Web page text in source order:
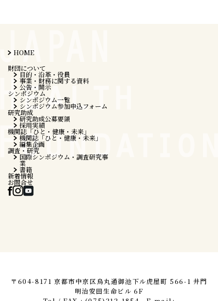
HOME
財団について
目的・沿革・役員
事業・財務に関する資料
公告・開示
シンポジウム
シンポジウム一覧
シンポジウム参加申込フォーム
研究助成
研究助成公募要領
採用実績
機関誌「ひと・健康・未来」
機関誌「ひと・健康・未来」
編集企画
調査・研究
国際シンポジウム・調査研究事
業
書籍
新着情報
お問合せ
〒604-8171 京都市中京区烏丸通御池下ル虎屋町 566-1 井門
明治安田生命ビル 6F